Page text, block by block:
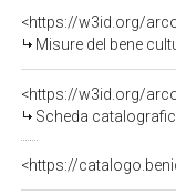
<https://w3id.org/
Misure del bene
<https://w3id.org/
Scheda
<https://